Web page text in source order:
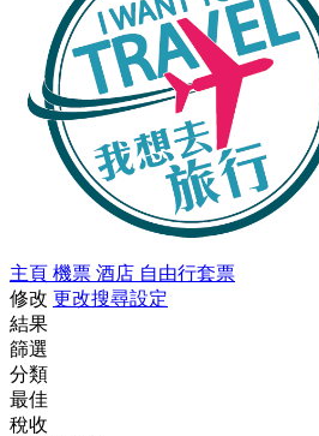
主頁 機票 酒店 自由行套票
修改 更改搜尋設定
結果
篩選
分類
最佳
稅收